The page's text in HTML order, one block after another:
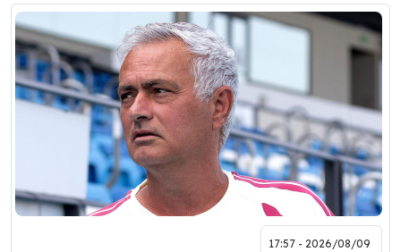
2026/08/09 - 17:57